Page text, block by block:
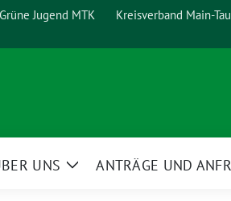
Grüne Jugend MTK Kreisverband Main-
UNS
ZeigeANTRÄGE UND